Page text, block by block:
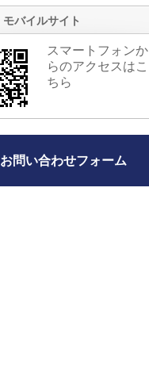
モバイルサイト
スマートフォンか
らのアクセスはこ
ちら
お問い合わせフォーム